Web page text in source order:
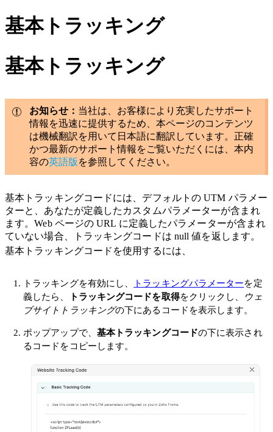
基本トラッキング
基本トラッキング
お知らせ： 当社は、お客様により充実したサポート
情報を迅速に提供するため、本ページのコンテンツ
は機械翻訳を用いて日本語に翻訳しています。正確
かつ最新のサポート情報をご覧いただくには、本内
容の英語版 を参照してください。
基本トラッキングコードには、デフォルトの UTM パラメー
ターと、あなたが定義したカスタムパラメーターが含まれ
ます。Web ページの URL に定義したパラメーターが含まれ
ていない場合、トラッキングコードは null 値を返します。
基本トラッキングコードを使用するには、
トラッキングを有効にし、 トラッキングパラメーターを定
義したら、
トラッキングコードを取得をクリックし、
ウェ
ブサイトトラッキングの下にあるコードを表示します。
ポップアップで、 基本トラッキングコードの下に表示され
るコードをコピーします。